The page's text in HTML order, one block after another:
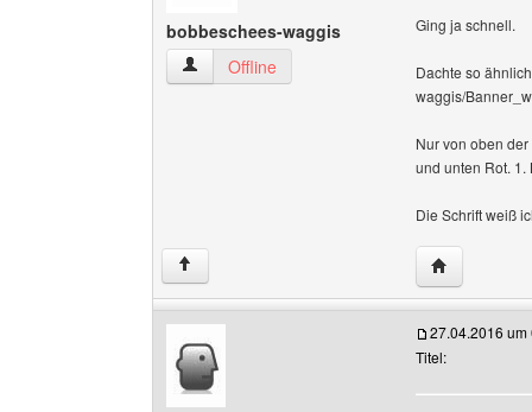
bobbeschees-waggis
bobbeschees-waggis Benutzer-Profile
Offline
Ging ja schnell.
Dachte so
waggis/
Nur von oben
und unten Rot.
Die Schrift weiß
↑ Website
27.04.2016 um
Titel: